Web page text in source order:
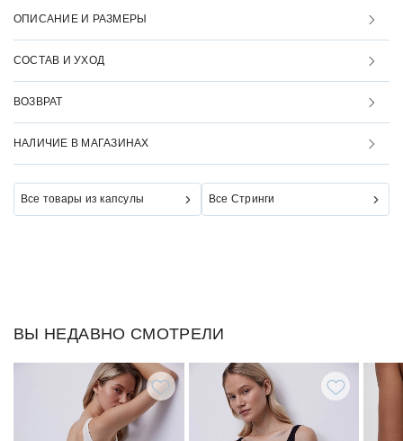
ОПИСАНИЕ И РАЗМЕРЫ
СОСТАВ И УХОД
ВОЗВРАТ
НАЛИЧИЕ В МАГАЗИНАХ
Все товары из капсулы Все Стринги
ВЫ НЕДАВНО СМОТРЕЛИ